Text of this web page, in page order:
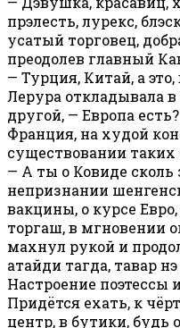
прэлесть, лурекс,
усатый торговец,
преодолев главный
— Турция, Китай, а
Лерура откладывала
другой, — Европа
Франция, на худой
существовании
— А ты о Ковиде сколь
непризнании
вакцины, о курсе
торгаш, в мгновении
махнул рукой и
атайди тагда, тавар
Настроение поэтессы
Придётся ехать, к
центр, в бутики,